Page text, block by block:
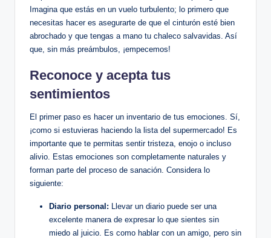
Imagina que estás en un vuelo turbulento; lo primero que
necesitas hacer es asegurarte de que el cinturón esté bien
abrochado y que tengas a mano tu chaleco salvavidas. Así
que, sin más preámbulos, ¡empecemos!
Reconoce y acepta tus
sentimientos
El primer paso es hacer un inventario de tus emociones. Sí,
¡como si estuvieras haciendo la lista del supermercado! Es
importante que te permitas sentir tristeza, enojo o incluso
alivio. Estas emociones son completamente naturales y
forman parte del proceso de sanación. Considera lo
siguiente:
Diario personal: Llevar un diario puede ser una
excelente manera de expresar lo que sientes sin
miedo al juicio. Es como hablar con un amigo, pero sin